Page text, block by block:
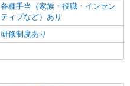
各種手当（家族・役職・インセン
ティブなど）あり
研修制度あり